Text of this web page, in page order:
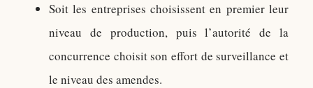
Soit les entreprises choisissent en premier leur
niveau de production, puis l’autorité de la
concurrence choisit son effort de surveillance et
le niveau des amendes.